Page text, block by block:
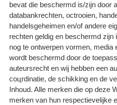
bevat die beschermd is/zijn door
databankrechten, octrooien,
handelsgeheimen en/of andere
rechten geldig en beschermd zijn
nog te ontwerpen vormen, media
wordt beschermd door de
auteursrecht en wij hebben een
coцrdinatie, de schikking en de
Inhoud. Alle merken die op deze
merken van hun respectievelijke